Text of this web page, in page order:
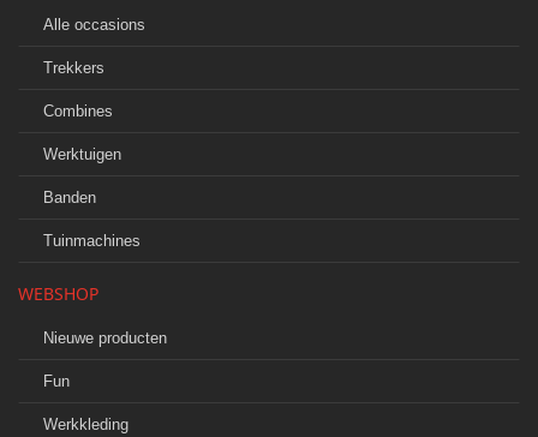
Alle occasions
Trekkers
Combines
Werktuigen
Banden
Tuinmachines
WEBSHOP
Nieuwe producten
Fun
Werkkleding